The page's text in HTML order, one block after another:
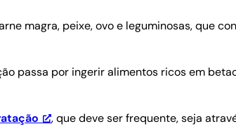
magra, peixe, ovo e leguminosas, que
passa por ingerir alimentos ricos em
, que deve ser frequente, seja